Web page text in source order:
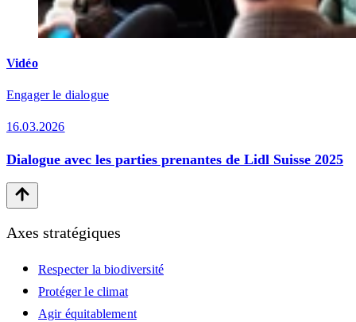
Vidéo
Engager le dialogue
16.03.2026
Dialogue avec les parties prenantes de Lidl Suisse 2025
Axes stratégiques
Respecter la biodiversité
Protéger le climat
Agir équitablement